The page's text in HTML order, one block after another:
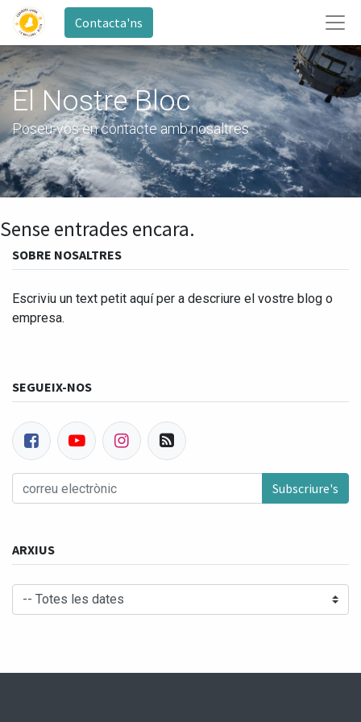
Contacta'ns
El Nostre Bloc
Poseu-vos en contacte amb nosaltres
Sense entrades encara.
SOBRE NOSALTRES
Escriviu un text petit aquí per a descriure el vostre blog o
empresa.
SEGUEIX-NOS
Subscriure's
ARXIUS